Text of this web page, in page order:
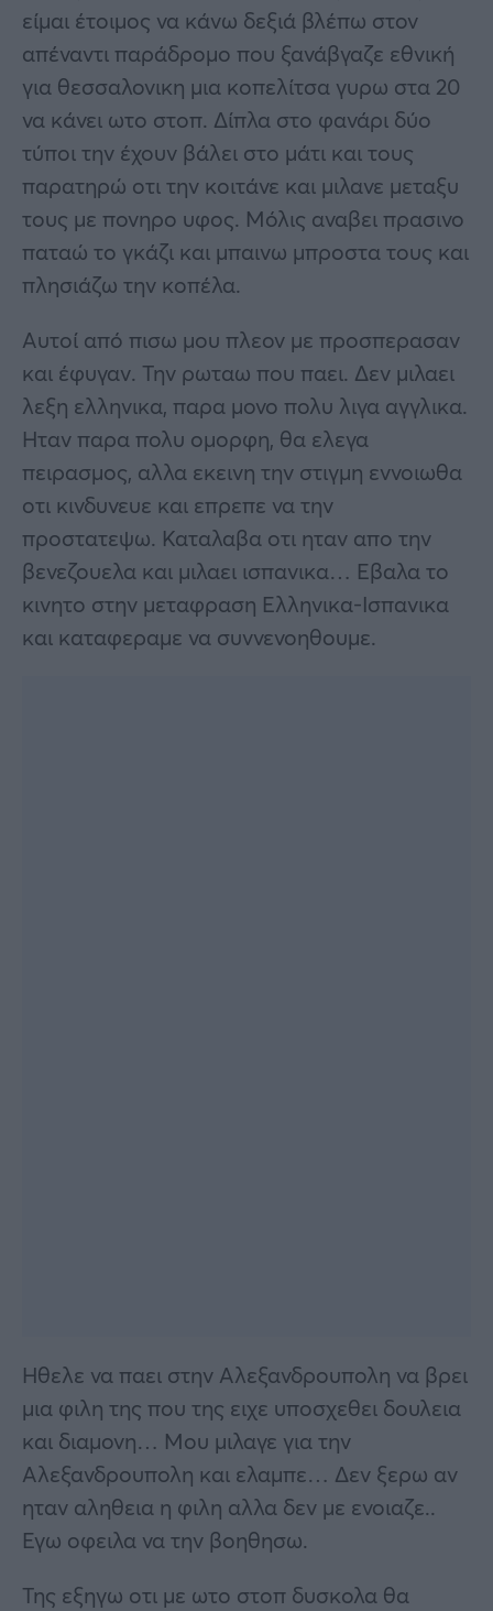
είμαι έτοιμος να κάνω δεξιά βλέπω στον
απέναντι παράδρομο που ξανάβγαζε εθνική
για θεσσαλονικη μια κοπελίτσα γυρω στα 20
να κάνει ωτο στοπ. Δίπλα στο φανάρι δύο
τύποι την έχουν βάλει στο μάτι και τους
παρατηρώ οτι την κοιτάνε και μιλανε μεταξυ
τους με πονηρο υφος. Μόλις αναβει πρασινο
παταώ το γκάζι και μπαινω μπροστα τους και
πλησιάζω την κοπέλα.
Αυτοί από πισω μου πλεον με προσπερασαν
και έφυγαν. Την ρωταω που παει. Δεν μιλαει
λεξη ελληνικα, παρα μονο πολυ λιγα αγγλικα.
Ηταν παρα πολυ ομορφη, θα ελεγα
πειρασμος, αλλα εκεινη την στιγμη εννοιωθα
οτι κινδυνευε και επρεπε να την
προστατεψω. Καταλαβα οτι ηταν απο την
βενεζουελα και μιλαει ισπανικα… Εβαλα το
κινητο στην μεταφραση Ελληνικα-Ισπανικα
και καταφεραμε να συννενοηθουμε.
Ηθελε να παει στην Αλεξανδρουπολη να βρει
μια φιλη της που της ειχε υποσχεθει δουλεια
και διαμονη… Μου μιλαγε για την
Αλεξανδρουπολη και ελαμπε… Δεν ξερω αν
ηταν αληθεια η φιλη αλλα δεν με ενοιαζε..
Εγω οφειλα να την βοηθησω.
Της εξηγω οτι με ωτο στοπ δυσκολα θα